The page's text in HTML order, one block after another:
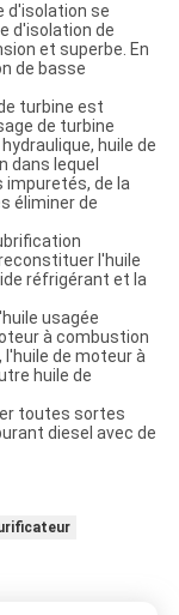
d'isolation se
d'isolation de
et superbe. En
de basse
turbine est
de turbine
huile de
dans lequel
impuretés, de la
éliminer de
l'huile
réfrigérant et la
usagée
à combustion
de moteur à
huile de
toutes sortes
diesel avec de